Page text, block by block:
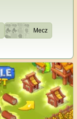
Mecz